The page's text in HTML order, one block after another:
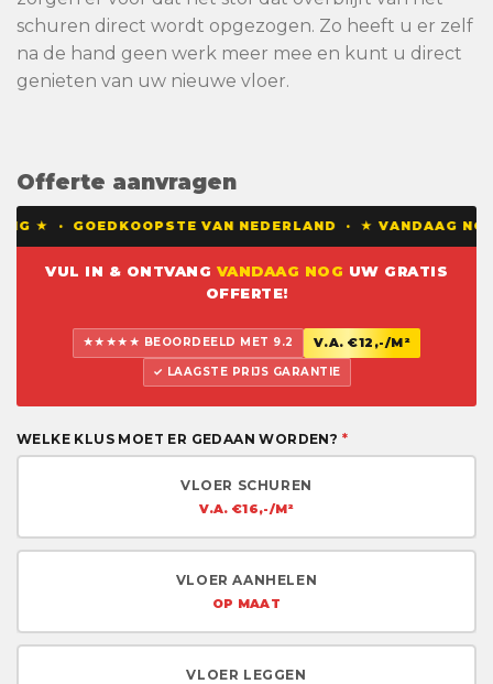
schuren direct wordt opgezogen. Zo heeft u er zelf
na de hand geen werk meer mee en kunt u direct
genieten van uw nieuwe vloer.
Offerte aanvragen
★ · GOEDKOOPSTE VAN NEDERLAND · ★ VANDAAG
VUL IN & ONTVANG VANDAAG NOG UW GRATIS
OFFERTE!
★★★★★ BEOORDEELD MET 9.2 V.A. €12,-/M²
✓ LAAGSTE PRIJS GARANTIE
WELKE KLUS MOET ER GEDAAN WORDEN? *
VLOER SCHUREN
V.A. €16,-/M²
VLOER AANHELEN
OP MAAT
VLOER LEGGEN